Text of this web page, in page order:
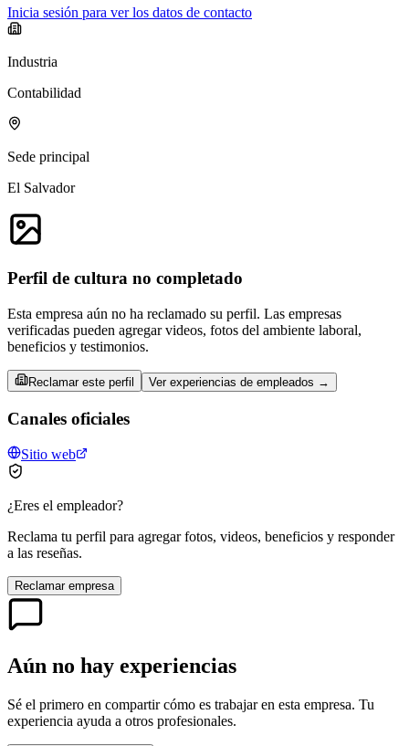
Inicia sesión para ver los datos de contacto
Industria
Contabilidad
Sede principal
El Salvador
Perfil de cultura no completado
Esta empresa aún no ha reclamado su perfil. Las empresas
verificadas pueden agregar videos, fotos del ambiente laboral,
beneficios y testimonios.
Reclamar este perfil Ver experiencias de empleados →
Canales oficiales
Sitio web
¿Eres el empleador?
Reclama tu perfil para agregar fotos, videos, beneficios y responder
a las reseñas.
Reclamar empresa
Aún no hay experiencias
Sé el primero en compartir cómo es trabajar en esta empresa. Tu
experiencia ayuda a otros profesionales.